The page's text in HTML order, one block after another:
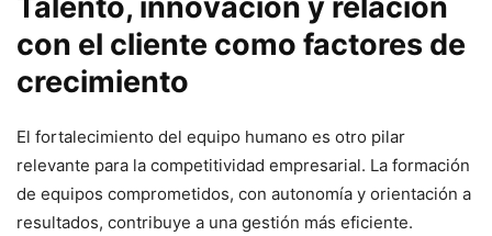
Talento, innovación y relación
con el cliente como factores de
crecimiento
El fortalecimiento del equipo humano es otro pilar
relevante para la competitividad empresarial. La formación
de equipos comprometidos, con autonomía y orientación a
resultados, contribuye a una gestión más eficiente.